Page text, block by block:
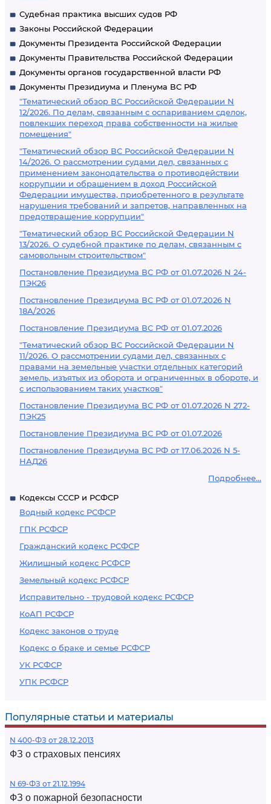
Судебная практика высших судов РФ
Законы Российской Федерации
Документы Президента Российской Федерации
Документы Правительства Российской Федерации
Документы органов государственной власти РФ
Документы Президиума и Пленума ВС РФ
"Тематический обзор ВС Российской Федерации N
12/2026. По делам, связанным с оспариванием сделок,
повлекших переход права собственности на жилые
помещения"
"Тематический обзор ВС Российской Федерации N
14/2026. О рассмотрении судами дел, связанных с
применением законодательства о противодействии
коррупции и обращением в доход Российской
Федерации имущества, приобретенного в результате
нарушения требований и запретов, направленных на
предотвращение коррупции"
"Тематический обзор ВС Российской Федерации N
13/2026. О судебной практике по делам, связанным с
самовольным строительством"
Постановление Президиума ВС РФ от 01.07.2026 N 24-
ПЭК26
Постановление Президиума ВС РФ от 01.07.2026 N
18А/2026
Постановление Президиума ВС РФ от 01.07.2026
"Тематический обзор ВС Российской Федерации N
11/2026. О рассмотрении судами дел, связанных с
правами на земельные участки отдельных категорий
земель, изъятых из оборота и ограниченных в обороте, и
с использованием таких участков"
Постановление Президиума ВС РФ от 01.07.2026 N 272-
ПЭК25
Постановление Президиума ВС РФ от 01.07.2026
Постановление Президиума ВС РФ от 17.06.2026 N 5-
НАД26
Подробнее...
Кодексы СССР и РСФСР
Водный кодекс РСФСР
ГПК РСФСР
Гражданский кодекс РСФСР
Жилищный кодекс РСФСР
Земельный кодекс РСФСР
Исправительно - трудовой кодекс РСФСР
КоАП РСФСР
Кодекс законов о труде
Кодекс о браке и семье РСФСР
УК РСФСР
УПК РСФСР
Популярные статьи и материалы
N 400-ФЗ от 28.12.2013
ФЗ о страховых пенсиях
N 69-ФЗ от 21.12.1994
ФЗ о пожарной безопасности